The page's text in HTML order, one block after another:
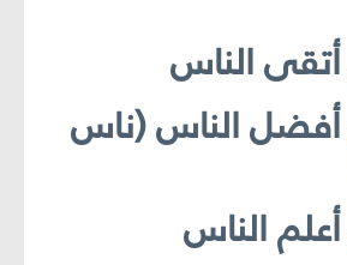
أفضل الناس (ناس